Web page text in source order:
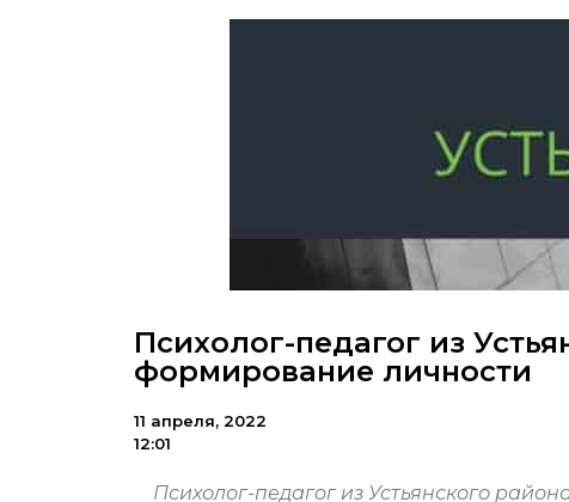
Психолог-педагог из
формирование личности
11 апреля, 2022
12:01
Психолог-педагог из Устьянского